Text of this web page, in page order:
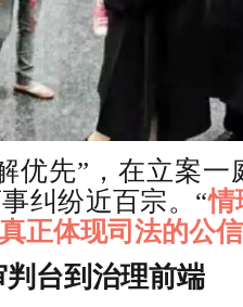
优先”，在立案一
纠纷近百宗。“情
正体现司法的公
台到治理前端